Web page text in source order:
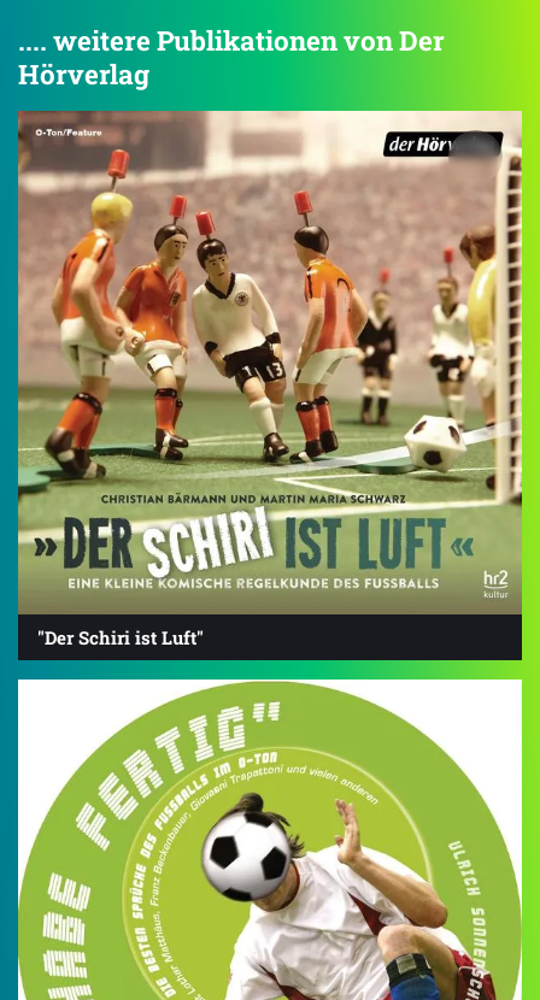
.... weitere Publikationen von Der
Hörverlag
"Der Schiri ist Luft"